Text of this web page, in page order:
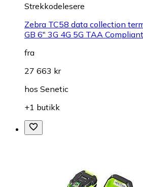
Strekkodelesere
Zebra TC58 data collection
GB 6" 3G 4G 5G TAA Compliant
fra
27 663 kr
hos Senetic
+1 butikk